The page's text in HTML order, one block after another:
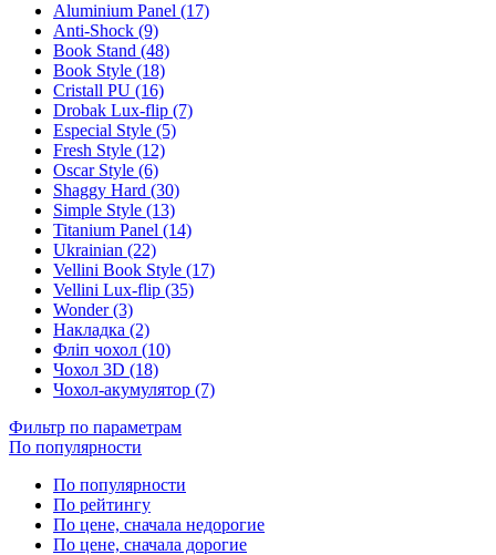
Aluminium Panel (17)
Anti-Shock (9)
Book Stand (48)
Book Style (18)
Cristall PU (16)
Drobak Lux-flip (7)
Especial Style (5)
Fresh Style (12)
Oscar Style (6)
Shaggy Hard (30)
Simple Style (13)
Titanium Panel (14)
Ukrainian (22)
Vellini Book Style (17)
Vellini Lux-flip (35)
Wonder (3)
Накладка (2)
Фліп чохол (10)
Чохол 3D (18)
Чохол-акумулятор (7)
Фильтр по параметрам
По популярности
По популярности
По рейтингу
По цене, сначала недорогие
По цене, сначала дорогие